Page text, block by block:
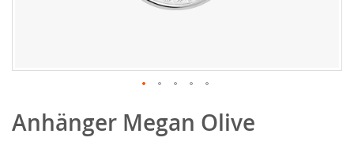
Anfang
der
Anhänger Megan Olive